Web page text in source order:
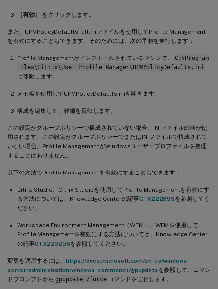
［有効］ をクリックします。
また、UPMPolicyDefaults_all.iniファイルを使用してProfile Management
を有効にすることもできます。そのためには、次の手順を実行します：
Profile Managementがインストールされているマシンで、
C:\Program
Files\Citrix\User Profile Manager\UPMPolicyDefaults.ini
に移動します。
メモ帳を使用してUPMPolicyDefaults.iniを開きます。
構成を編集して、詳細を反映します。
この設定がグループポリシーで構成されていない場合、INIファイルの値が使
用されます。この設定がグループポリシーでまたはINIファイルで構成されて
いない場合、Profile ManagementがWindowsユーザープロファイルを処理
することはありません。
以下の方法でProfile Managementを有効にすることもできます：
Citrix Studio。Citrix Studioを使用してProfile Managementを有効にす
る方法については、Knowledge Centerの記事CTX222893を参照してく
ださい。
Workspace Environment Management（WEM）。WEMを使用して
Profile Managementを有効にする方法については、Knowledge Center
の記事CTX229258を参照してください。
変更を適用するには、 https://docs.microsoft.com/en-us/windows-
server/administration/windows-commands/gpupdateを参照して、コマン
ドプロンプトから gpupdate /force コマンドを実行します。